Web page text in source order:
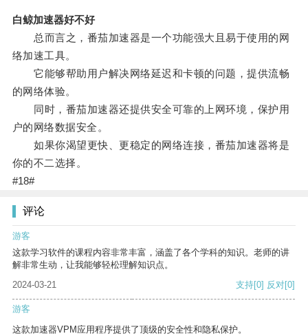
白鲸加速器好不好
总而言之，番茄加速器是一个功能强大且易于使用的网
络加速工具。
它能够帮助用户解决网络延迟和卡顿的问题，提供流畅
的网络体验。
同时，番茄加速器还提供安全可靠的上网环境，保护用
户的网络数据安全。
如果你渴望更快、更稳定的网络连接，番茄加速器将是
你的不二选择。
#18#
评论
游客
这款学习软件的课程内容非常丰富，涵盖了各个学科的知识。老师的讲
解非常生动，让我能够轻松理解知识点。
2024-03-21
支持[0] 反对[0]
游客
这款加速器VPM应用程序提供了顶级的安全性和隐私保护。